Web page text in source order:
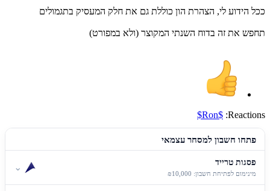
ככל הידוע לי, הצהרת הון כוללת גם את חלק המעסיק בתגמולים
תחפש את זה בדוח השנתי המקוצר (ולא במפורט)
Reactions:
$Ron$
פתחו חשבון למסחר עצמאי
פסגות טרייד
מינימום לפתיחת חשבון: ₪10,000
⌄